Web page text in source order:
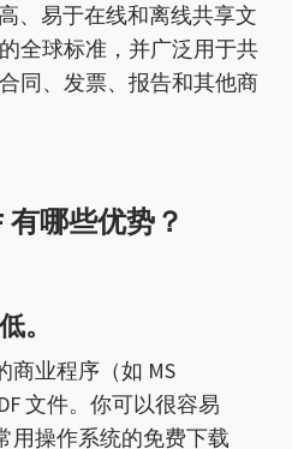
、易于在线和离线共享文
全球标准，并广泛用于共
同、发票、报告和其他商
有哪些优势？
。
商业程序（如 MS
文件。你可以很容易
用操作系统的免费下载